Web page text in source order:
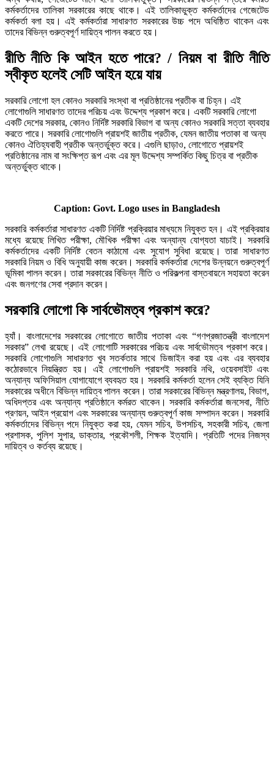
কর্মকর্তাদের তালিকা সরকারের কাছে থাকে। এই তালিকাভুক্ত কর্মকর্তাদের গেজেটেড
কর্মকর্তা বলা হয়। এই কর্মকর্তারা সাধারণত সরকারের উচ্চ পদে অধিষ্ঠিত থাকেন এবং
তাদের বিভিন্ন গুরুত্বপূর্ণ দায়িত্ব পালন করতে হয়।
রীতি নীতি কি আইন হতে পারে? / নিয়ম বা রীতি নীতি
স্বীকৃত হলেই সেটি আইন হয়ে যায়
সরকারি লোগো হল কোনও সরকারি সংস্থা বা প্রতিষ্ঠানের প্রতীক বা চিহ্ন। এই
লোগোগুলি সাধারণত তাদের পরিচয় এবং উদ্দেশ্য প্রকাশ করে। একটি সরকারি লোগো
একটি দেশের সরকার, কোনও নির্দিষ্ট সরকারি বিভাগ বা অন্য কোনও সরকারি সত্তা ব্যবহার
করতে পারে। সরকারি লোগোগুলি প্রায়শই জাতীয় প্রতীক, যেমন জাতীয় পতাকা বা অন্য
কোনও ঐতিহ্যবাহী প্রতীক অন্তর্ভুক্ত করে। এগুলি ছাড়াও, লোগোতে প্রায়শই
প্রতিষ্ঠানের নাম বা সংক্ষিপ্ত রূপ এবং এর মূল উদ্দেশ্য সম্পর্কিত কিছু চিত্র বা প্রতীক
অন্তর্ভুক্ত থাকে।
Caption: Govt. Logo uses in Bangladesh
সরকারি কর্মকর্তারা সাধারণত একটি নির্দিষ্ট প্রক্রিয়ার মাধ্যমে নিযুক্ত হন। এই প্রক্রিয়ার
মধ্যে রয়েছে লিখিত পরীক্ষা, মৌখিক পরীক্ষা এবং অন্যান্য যোগ্যতা যাচাই। সরকারি
কর্মকর্তাদের একটি নির্দিষ্ট বেতন কাঠামো এবং সুযোগ সুবিধা রয়েছে। তারা সাধারণত
সরকারি নিয়ম ও বিধি অনুযায়ী কাজ করেন। সরকারি কর্মকর্তারা দেশের উন্নয়নে গুরুত্বপূর্ণ
ভূমিকা পালন করেন। তারা সরকারের বিভিন্ন নীতি ও পরিকল্পনা বাস্তবায়নে সহায়তা করেন
এবং জনগণের সেবা প্রদান করেন।
সরকারি লোগো কি সার্বভৌমত্ব প্রকাশ করে?
হ্যাঁ। বাংলাদেশের সরকারের লোগোতে জাতীয় পতাকা এবং “গণপ্রজাতন্ত্রী বাংলাদেশ
সরকার” লেখা রয়েছে। এই লোগোটি সরকারের পরিচয় এবং সার্বভৌমত্ব প্রকাশ করে।
সরকারি লোগোগুলি সাধারণত খুব সতর্কতার সাথে ডিজাইন করা হয় এবং এর ব্যবহার
কঠোরভাবে নিয়ন্ত্রিত হয়। এই লোগোগুলি প্রায়শই সরকারি নথি, ওয়েবসাইট এবং
অন্যান্য অফিসিয়াল যোগাযোগে ব্যবহৃত হয়। সরকারি কর্মকর্তা হলেন সেই ব্যক্তি যিনি
সরকারের অধীনে বিভিন্ন দায়িত্ব পালন করেন। তারা সরকারের বিভিন্ন মন্ত্রণালয়, বিভাগ,
অধিদপ্তর এবং অন্যান্য প্রতিষ্ঠানে কর্মরত থাকেন। সরকারি কর্মকর্তারা জনসেবা, নীতি
প্রণয়ন, আইন প্রয়োগ এবং সরকারের অন্যান্য গুরুত্বপূর্ণ কাজ সম্পাদন করেন। সরকারি
কর্মকর্তাদের বিভিন্ন পদে নিযুক্ত করা হয়, যেমন সচিব, উপসচিব, সহকারী সচিব, জেলা
প্রশাসক, পুলিশ সুপার, ডাক্তার, প্রকৌশলী, শিক্ষক ইত্যাদি। প্রতিটি পদের নিজস্ব
দায়িত্ব ও কর্তব্য রয়েছে।